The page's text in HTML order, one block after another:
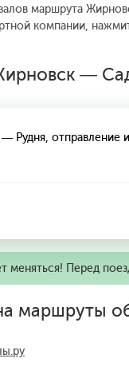
маршрута
компании,
—
Рудня, отправление
меняться! Перед
маршруты